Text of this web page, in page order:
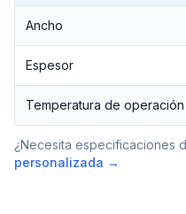
Ancho
Espesor
Temperatura de operación
¿Necesita especificaciones
personalizada →